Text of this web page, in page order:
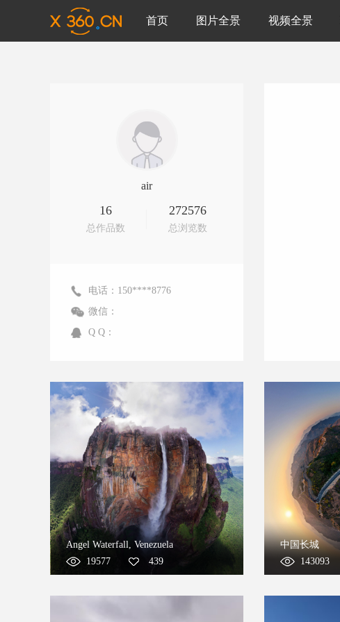
首页 图片全景 视频全景
air
16
总作品数
272576
总浏览数
电话：150****8776
微信：
Q Q：
Angel Waterfall, Venezuela
19577
439
中国长城
143093